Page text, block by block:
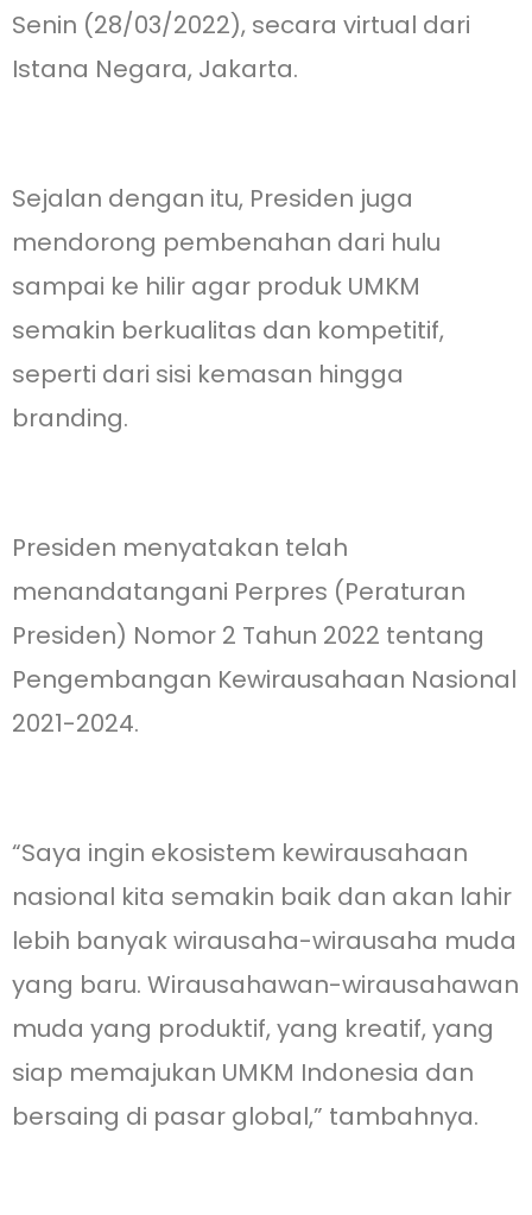
Senin (28/03/2022), secara virtual dari
Istana Negara, Jakarta.
Sejalan dengan itu, Presiden juga
mendorong pembenahan dari hulu
sampai ke hilir agar produk UMKM
semakin berkualitas dan kompetitif,
seperti dari sisi kemasan hingga
branding.
Presiden menyatakan telah
menandatangani Perpres (Peraturan
Presiden) Nomor 2 Tahun 2022 tentang
Pengembangan Kewirausahaan Nasional
2021-2024.
“Saya ingin ekosistem kewirausahaan
nasional kita semakin baik dan akan lahir
lebih banyak wirausaha-wirausaha muda
yang baru. Wirausahawan-wirausahawan
muda yang produktif, yang kreatif, yang
siap memajukan UMKM Indonesia dan
bersaing di pasar global,” tambahnya.